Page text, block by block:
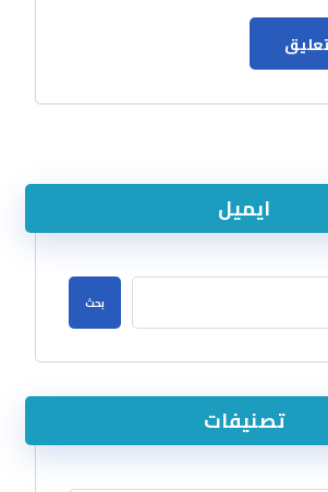
ايميل
تصنيفات